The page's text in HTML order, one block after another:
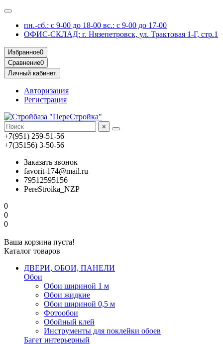
пн.-сб.: с 9-00 до 18-00 вс.: с 9-00 до 17-00
ОФИС-СКЛАД: г. Нязепетровск, ул. Трактовая 1-Г, стр.1
Избранное0
Сравнение0
Личный кабинет
Авторизация
Регистрация
×
+7(951) 259-51-56
+7(35156) 3-50-56
Заказать звонок
favorit-174@mail.ru
79512595156
PereStroika_NZP
0
0
0
Ваша корзина пуста!
Каталог товаров
ДВЕРИ, ОБОИ, ПАНЕЛИ
Обои
Обои шириной 1 м
Обои жидкие
Обои шириной 0,5 м
Фотообои
Обойный клей
Инструменты для поклейки обоев
Багет интерьерный